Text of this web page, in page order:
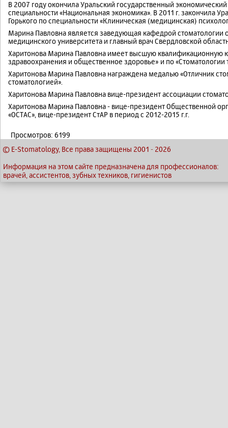
В 2007 году окончила Уральский государственный
специальности «Национальная экономика». В 2011 г. закончила
Горького по специальности «Клиническая (медицинская)
Марина Павловна является заведующая кафедрой стоматологии
медицинского университета и главный врач Свердловской
Харитонова Марина Павловна имеет высшую квалификационную
здравоохранения и общественное здоровье» и по «Стоматологии
Харитонова Марина Павловна награждена медалью «Отличник
стоматологией».
Харитонова Марина Павловна вице-президент ассоциации
Харитонова Марина Павловна - вице-президент Общественной
«ОСТАС», вице-президент СтАР в период с 2012-2015 г.г.
Просмотров: 6199
© E-Stomatology, Все права защищены 2001 - 2026
Информация на этом сайте предназначена для профессионалов:
врачей, ассистентов, зубных техников, гигиенистов